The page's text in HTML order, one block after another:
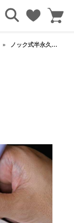
ノック式半永久鉛筆